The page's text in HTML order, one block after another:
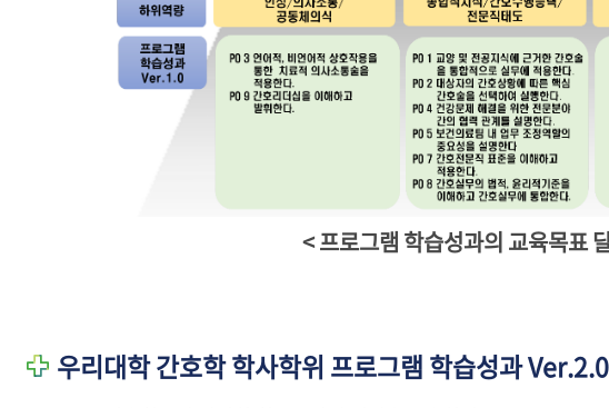
< 프로그램 학습성과의 교육목표
우리대학 간호학 학사학위 프로그램 학습성과